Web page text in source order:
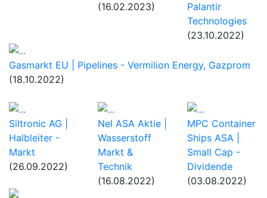
(16.02.2023)
Palantir
Technologies
(23.10.2022)
Gasmarkt EU | Pipelines - Vermilion Energy, Gazprom
(18.10.2022)
Siltronic AG |
Halbleiter -
Markt
(26.09.2022)
Nel ASA Aktie |
Wasserstoff
Markt &
Technik
(16.08.2022)
MPC Container
Ships ASA |
Small Cap -
Dividende
(03.08.2022)